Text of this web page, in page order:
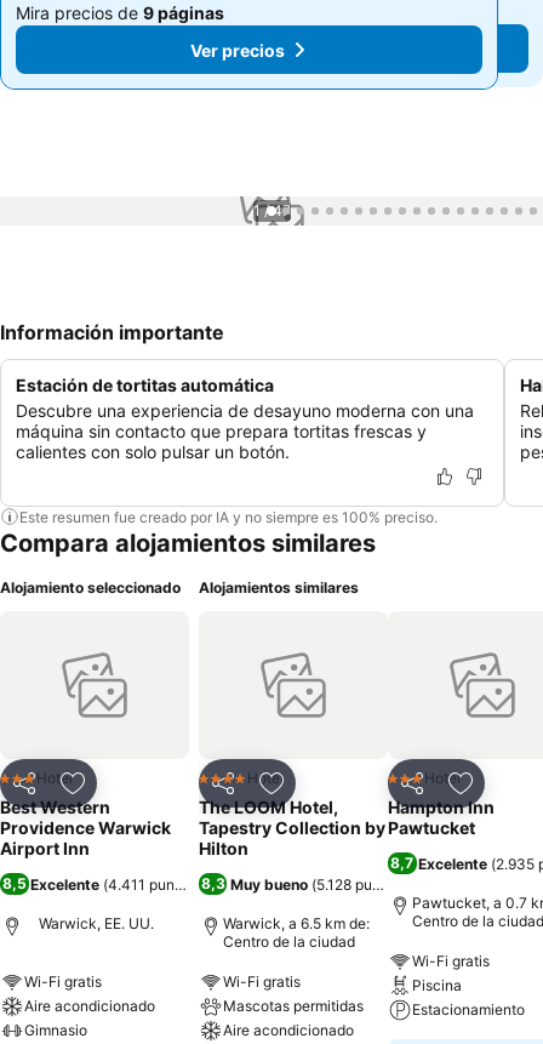
Mira precios de 9 páginas
Ver precios
Mira precios de 9 páginas
Ver precios
1 / 47
Información importante
Estación de tortitas automática
Descubre una experiencia de desayuno moderna con una
máquina sin contacto que prepara tortitas frescas y
calientes con solo pulsar un botón.
Este resumen fue creado por IA y no siempre es 100% preciso.
Compara alojamientos similares
Alojamiento seleccionado
CompartirAgregar a favoritos
3 Estrellas
Hotel
Best Western
Providence Warwick
Airport Inn
8,5 Excelente (4.411 puntuaciones)
Warwick, EE. UU.
Wi-Fi gratis
Aire acondicionado
Gimnasio
Alojamientos similares
CompartirAgregar a favoritos
4 EstrellasHotel
The LOOM Hotel,
Tapestry Collection by
Hilton
8,3 Muy bueno (5.128 puntuaciones
Warwick, a 6.5 km de:
Centro de la ciudad
Wi-Fi gratis
Mascotas permitidas
Aire acondicionado
CompartirAgregar
3 Estrellas
Hotel
Hampton Inn
Pawtucket
8,7 Excelente (2.935
Pawtucket, a 0.7
Centro de la ciudad
Wi-Fi gratis
Piscina
Estacionamiento